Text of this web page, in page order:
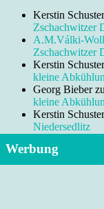
Kerstin Schuster
Zschachwitzer
A.M.Válki-
Zschachwitzer
Kerstin Schuster
kleine
Georg Bieberzu
kleine
Kerstin Schuster
Niedersedlitz
Werbung